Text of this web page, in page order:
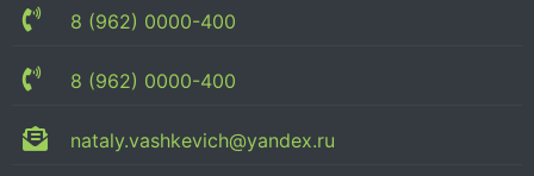
8 (962) 0000-400
8 (962) 0000-400
nataly.vashkevich@yandex.ru